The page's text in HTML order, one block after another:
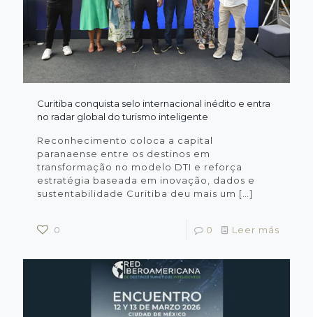
Curitiba conquista selo internacional inédito e entra
no radar global do turismo inteligente
Reconhecimento coloca a capital
paranaense entre os destinos em
transformação no modelo DTI e reforça
estratégia baseada em inovação, dados e
sustentabilidade Curitiba deu mais um […]
0 0 Leer más